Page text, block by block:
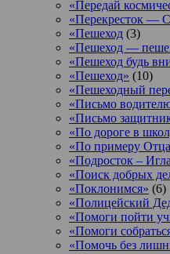
«Передай
«Перекресток —
«Пешеход (3)
«Пешеход —
«Пешеход будь
«Пешеход» (10)
«Пешеходный
«Письмо
«Письмо
«По дороге в
«По примеру
«Подросток ‒
«Поиск добрых
«Поклонимся» (6)
«Полицейский
«Помоги пойти
«Помоги
«Помочь без